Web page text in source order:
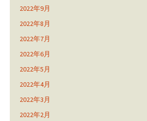
2022年9月
2022年8月
2022年7月
2022年6月
2022年5月
2022年4月
2022年3月
2022年2月